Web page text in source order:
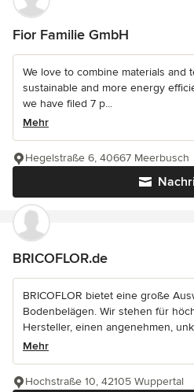
Fior Familie GmbH
We love to combine materials and
sustainable and more energy
we have filed 7 p...
Mehr
Hegelstraße 6, 40667 Meerbusch
BRICOFLOR.de
BRICOFLOR bietet eine große
Bodenbelägen. Wir stehen für
Hersteller, einen angenehmen,
Mehr
Hochstraße 10, 42105 Wuppertal